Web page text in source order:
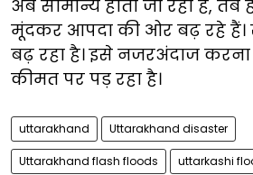
अब सामान्य होती जा रही हैं,
मूंदकर आपदा की ओर बढ़ रहे हैं।
बढ़ रहा है। इसे नजरअंदाज
कीमत पर पड़ रहा है।
uttarakhand Uttarakhand disaster
Uttarakhand flash floods uttarkashi